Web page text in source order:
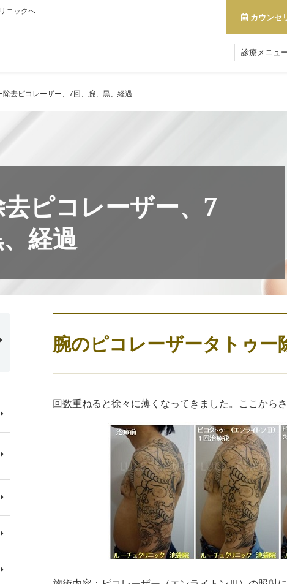
ニックへ
カウンセ
診療メニュ
除去ピコレーザー、7回、腕、黒、経過
ピコレーザー、7
経過
腕のピコレーザータトゥー
回数重ねると徐々に薄くなってきました。ここから